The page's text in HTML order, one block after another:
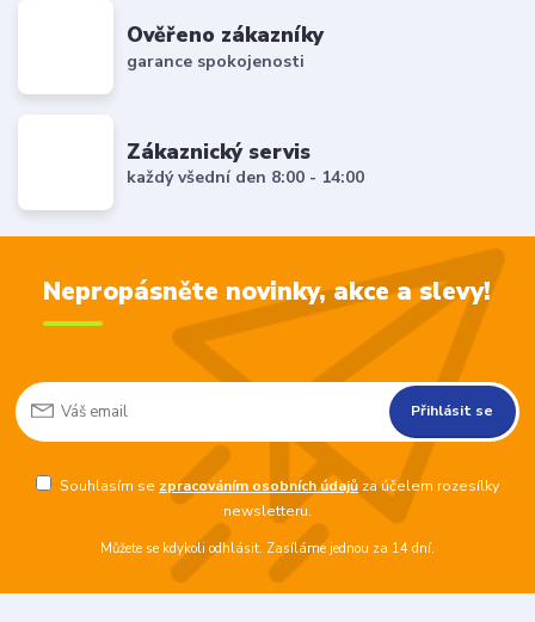
Ověřeno zákazníky
garance spokojenosti
Zákaznický servis
každý všední den 8:00 - 14:00
Nepropásněte novinky, akce a slevy!
Přihlásit se
Souhlasím se zpracováním osobních údajůza účelem rozesílky
newsletteru.
Můžete se kdykoli odhlásit. Zasíláme jednou za 14 dní.